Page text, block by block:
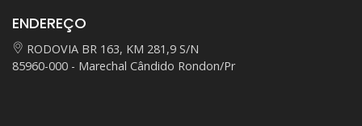
ENDEREÇO
RODOVIA BR 163, KM 281,9 S/N
85960-000 - Marechal Cândido Rondon/Pr